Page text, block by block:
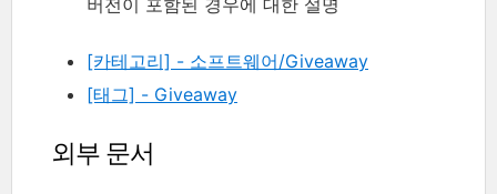
[카테고리] - 소프트웨어/Giveaway
[태그] - Giveaway
외부 문서